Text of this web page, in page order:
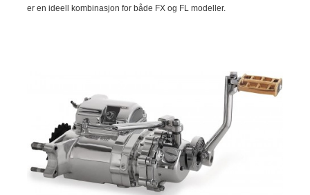
er en ideell kombinasjon for både FX og FL modeller.